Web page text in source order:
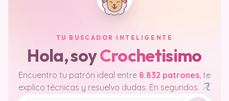
TU BUSCADOR INTELIGENTE
Hola, soyCrochetisimo
Encuentro tu patrón ideal entre 8.832 patrones , te
explico técnicas y resuelvo dudas. En segundos.